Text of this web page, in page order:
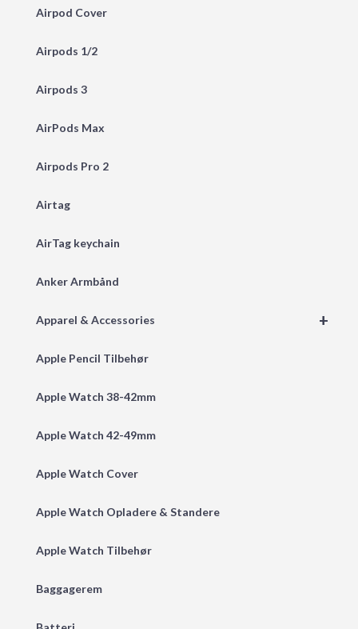
Airpod Cover
Airpods 1/2
Airpods 3
AirPods Max
Airpods Pro 2
Airtag
AirTag keychain
Anker Armbånd
+
Apparel & Accessories
Apple Pencil Tilbehør
Apple Watch 38-42mm
Apple Watch 42-49mm
Apple Watch Cover
Apple Watch Opladere & Standere
Apple Watch Tilbehør
Baggagerem